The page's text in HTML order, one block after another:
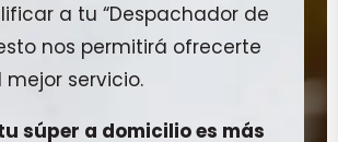
a tu “Despachador de
nos permitirá ofrecerte
mejor servicio.
súper a domicilio es más